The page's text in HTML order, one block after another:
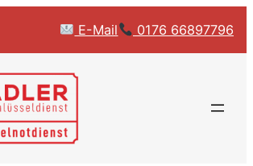
E-Mail 0176 66897796